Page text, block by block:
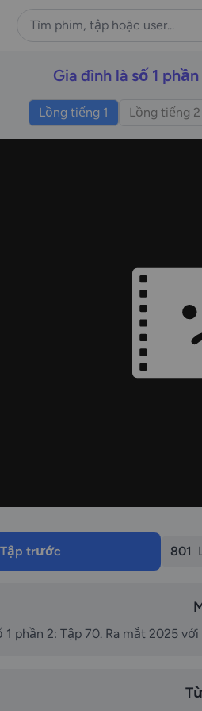
Gia đình là số 1
Lồng tiếng 1 Lồng tiếng 2
trước 801
1 phần 2: Tập 70. Ra mắt 2025